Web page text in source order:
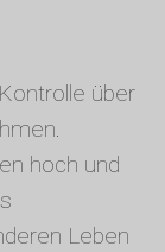
über
hoch und
Leben